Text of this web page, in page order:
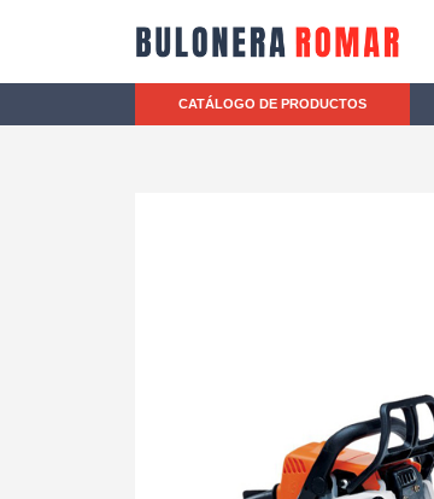
CATÁLOGO DE PRODUCTOS